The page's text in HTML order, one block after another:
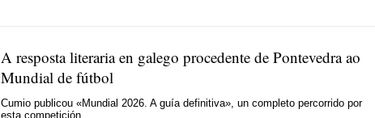
A resposta literaria en galego procedente de Pontevedra ao
Mundial de fútbol
Cumio publicou «Mundial 2026. A guía definitiva», un completo percorrido por
esta competición